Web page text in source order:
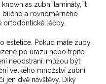
known as zubní lamináty, it
a rovnoměrného
ortodontické léčby.
estetice. Pokud máte zuby,
po úrazu nebo trpíte
neodstraní, můžou být
velkého množství zubní
jen dvě návštěvy. Díky